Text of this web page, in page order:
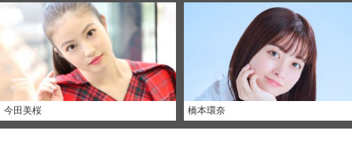
今田美桜 橋本環奈